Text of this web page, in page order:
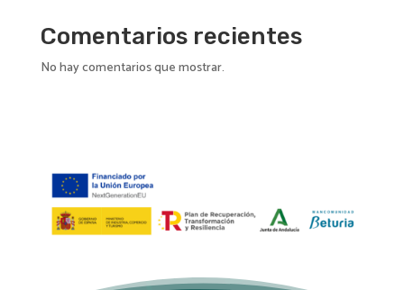
Comentarios recientes
No hay comentarios que mostrar.